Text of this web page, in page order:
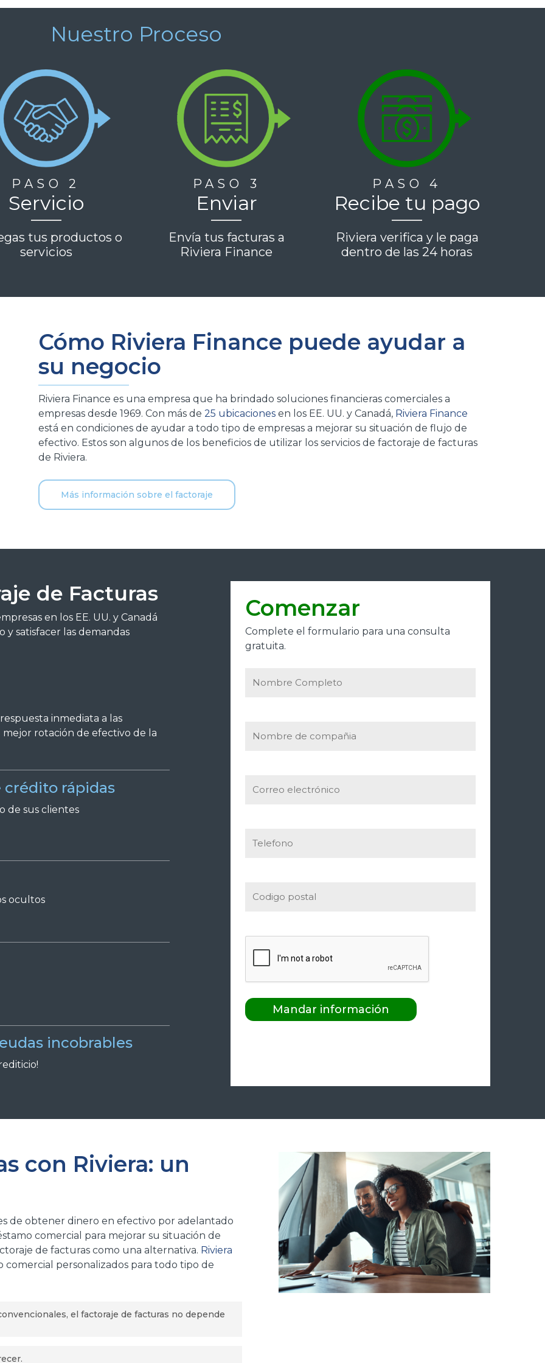
Nuestro Proceso
PASO 2
Servicio
tus productos o
servicios
PASO 3
Enviar
Envía tus facturas a
Riviera Finance
PASO 4
Recibe tu pago
Riviera verifica y le paga
dentro de las 24 horas
Cómo Riviera Finance puede ayudar a
su negocio
Riviera Finance es una empresa que ha brindado soluciones financieras comerciales a
empresas desde 1969. Con más de25 ubicaciones en los EE. UU. y Canadá, Riviera Finance
está en condiciones de ayudar a todo tipo de empresas a mejorar su situación de flujo de
efectivo. Estos son algunos de los beneficios de utilizar los servicios de factoraje de facturas
de Riviera.
Más información sobre el factoraje
de Facturas
en los EE. UU. y Canadá
satisfacer las demandas
inmediata a las
rotación de efectivo de la
crédito rápidas
de sus clientes
ocultos
incobrables
Comenzar
Complete el formulario para una consulta
gratuita.
con Riviera: un
de obtener dinero en efectivo por adelantado
comercial para mejorar su situación de
de facturas como una alternativa. Riviera
personalizados para todo tipo de
el factoraje de facturas no depende